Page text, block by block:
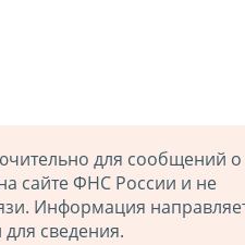
для сообщений о
сайте ФНС России и не
Информация
сведения.